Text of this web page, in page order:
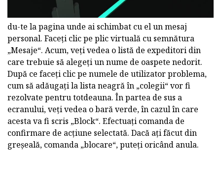
du-te la pagina unde ai schimbat cu el un mesaj
personal. Faceți clic pe plic virtuală cu semnătura
„Mesaje“. Acum, veți vedea o listă de expeditori din
care trebuie să alegeți un nume de oaspete nedorit.
După ce faceți clic pe numele de utilizator problema,
cum să adăugați la lista neagră în „colegii“ vor fi
rezolvate pentru totdeauna. În partea de sus a
ecranului, veți vedea o bară verde, în cazul în care
acesta va fi scris „Block“. Efectuați comanda de
confirmare de acțiune selectată. Dacă ați făcut din
greșeală, comanda „blocare“, puteți oricând anula.